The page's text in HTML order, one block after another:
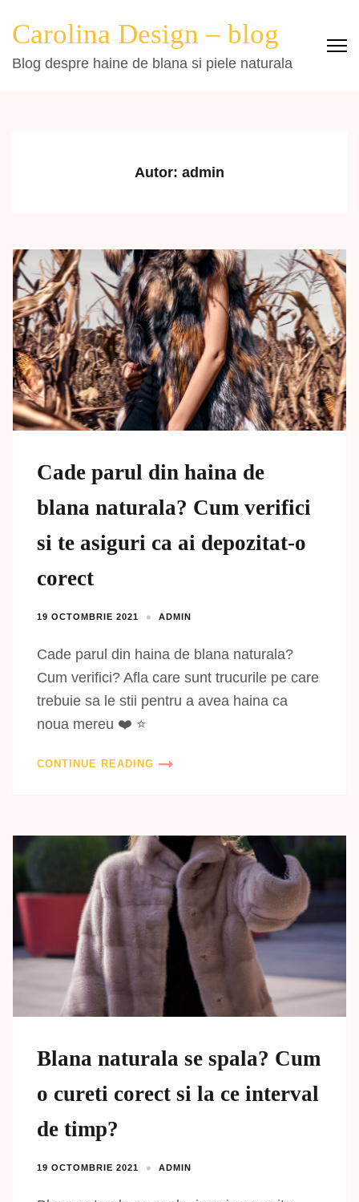
conținut
Carolina Design – blog
Blog despre haine de blana si piele naturala
Autor: admin
Cade parul din haina de
blana naturala? Cum verifici
si te asiguri ca ai depozitat-o
corect
19 OCTOMBRIE 2021 ADMIN
Cade parul din haina de blana naturala?
Cum verifici? Afla care sunt trucurile pe care
trebuie sa le stii pentru a avea haina ca
noua mereu ❤️ ⭐
CONTINUE READING
Blana naturala se spala? Cum
o cureti corect si la ce interval
de timp?
19 OCTOMBRIE 2021 ADMIN